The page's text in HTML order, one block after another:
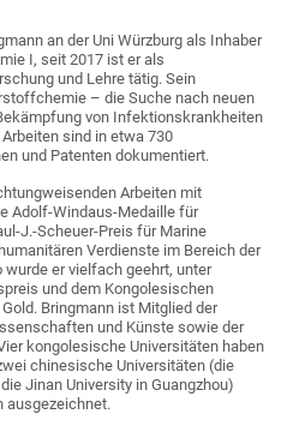
an der Uni Würzburg als Inhaber
I, seit 2017 ist er als
und Lehre tätig. Sein
– die Suche nach neuen
von Infektionskrankheiten
sind in etwa 730
und Patenten dokumentiert.
Arbeiten mit
Adolf-Windaus-Medaille für
J.-Scheuer-Preis für Marine
Verdienste im Bereich der
er vielfach geehrt, unter
und dem Kongolesischen
Bringmann ist Mitglied der
und Künste sowie der
kongolesische Universitäten haben
chinesische Universitäten (die
Jinan University in Guangzhou)
ausgezeichnet.